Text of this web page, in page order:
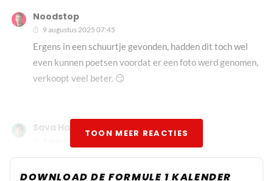
Noodstop
9 augustus 2025 07:45
Ergens in een schuurtje gevonden, hadden dit toch wel
even kunnen poetsen voordat er een foto werd genomen,
verkoopt veel beter. 😏
Sava Hax
Toen MTV nog muziek afspeelde
TOON MEER REACTIES
DOWNLOAD DE FORMULE 1 KALENDER